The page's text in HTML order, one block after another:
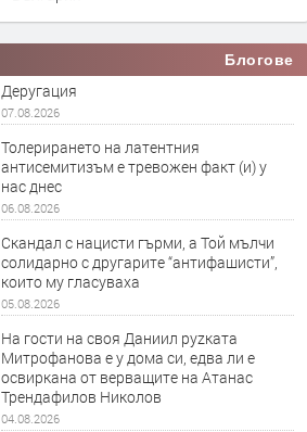
Блогове
Деругация
07.08.2026
Толерирането на латентния
антисемитизъм е тревожен факт (и) у
нас днес
06.08.2026
Скандал с нацисти гърми, а Той мълчи
солидарно с другарите “антифашисти”,
които му гласуваха
05.08.2026
На гости на своя Даниил руzката
Митрофанова е у дома си, едва ли е
освиркана от верващите на Атанас
Трендафилов Николов
04.08.2026